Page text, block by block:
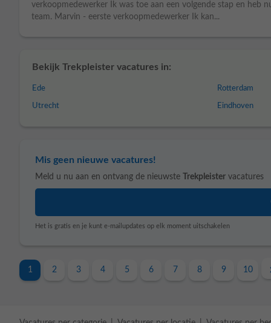
verkoopmedewerker Ik was toe aan een volgende stap en heb
team. Marvin - eerste verkoopmedewerker Ik kan...
Bekijk Trekpleister vacatures in:
Ede
Utrecht
Rotterdam
Eindhoven
Mis geen nieuwe vacatures!
Meld u nu aan en ontvang de nieuwste Trekpleister vacatures
Het is gratis en je kunt e-mailupdates op elk moment uitschakelen
1 2 3 4 5 6 7 8 9 10